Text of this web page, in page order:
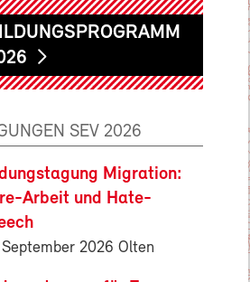
SEV 2026
Migration:
Arbeit und Hate-
September 2026 Olten